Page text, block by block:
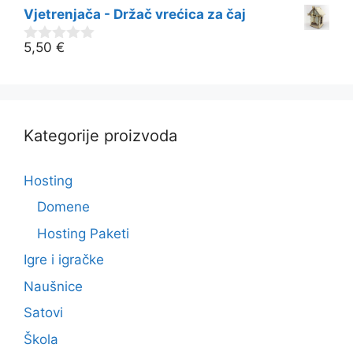
d
5
Vjetrenjača - Držač vrećica za čaj
0
5,50 €
Kategorije proizvoda
Hosting
Domene
Hosting Paketi
Igre i igračke
Naušnice
Satovi
Škola